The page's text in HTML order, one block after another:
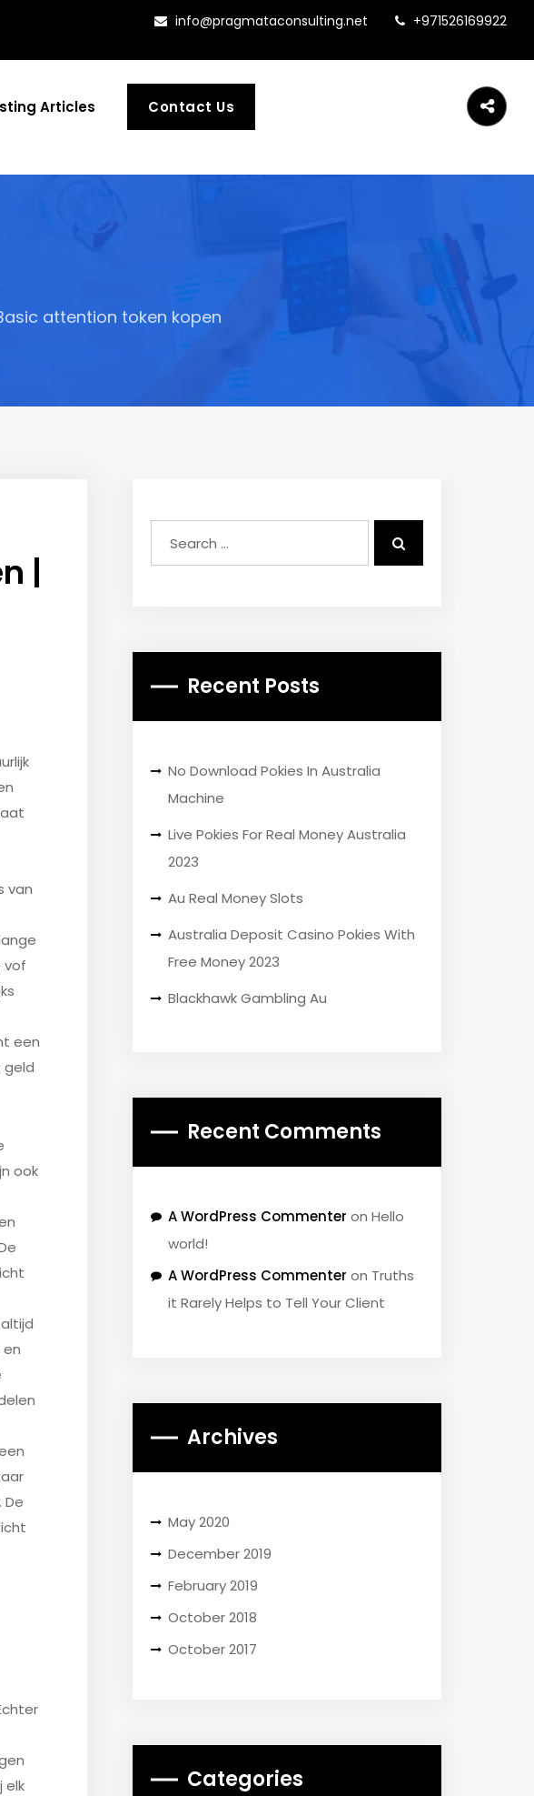
+971526169922
info@pragmataconsulting.net
Articles Contact Us
attention token kopen
|
van
vof
een
geld
ook
elk
Recent Posts
No Download Pokies In Australia
Machine
Live Pokies For Real Money Australia
2023
Au Real Money Slots
Australia Deposit Casino Pokies With
Free Money 2023
Blackhawk Gambling Au
Recent Comments
A WordPress Commenter on Hello
world!
A WordPress Commenter on Truths
it Rarely Helps to Tell Your Client
Archives
May 2020
December 2019
February 2019
October 2018
October 2017
Categories